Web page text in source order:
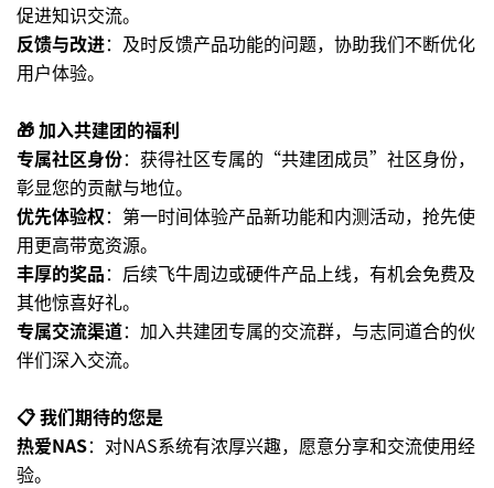
促进知识交流。
反馈与改进：及时反馈产品功能的问题，协助我们不断优化
用户体验。
🎁加入共建团的福利
专属社区身份：获得社区专属的“共建团成员”社区身份，
彰显您的贡献与地位。
优先体验权：第一时间体验产品新功能和内测活动，抢先使
用更高带宽资源。
丰厚的奖品：后续飞牛周边或硬件产品上线，有机会免费及
其他惊喜好礼。
专属交流渠道：加入共建团专属的交流群，与志同道合的伙
伴们深入交流。
📋我们期待的您是
热爱NAS：对NAS系统有浓厚兴趣，愿意分享和交流使用经
验。